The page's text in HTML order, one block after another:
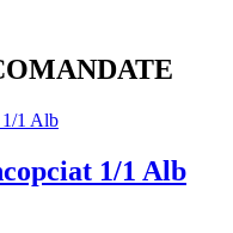
1/1 Alb